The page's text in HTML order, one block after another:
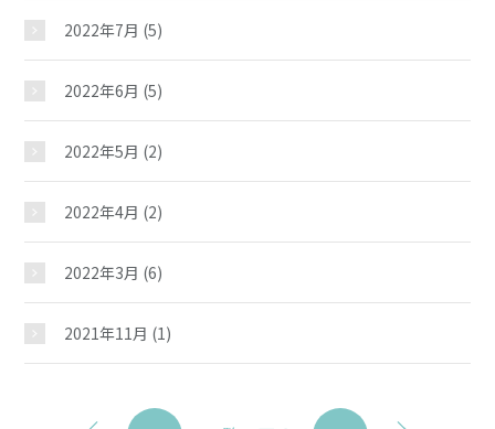
2022年7月 (5)
2022年6月 (5)
2022年5月 (2)
2022年4月 (2)
2022年3月 (6)
2021年11月 (1)